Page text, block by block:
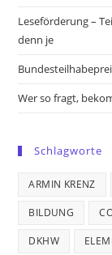
Leseförderung –
denn je
Wer so fragt,
Schlagworte
ARMIN KRENZ
BILDUNG
DKHW